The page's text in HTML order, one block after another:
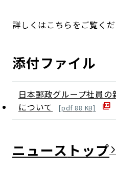
詳しくはこちらをご覧くだ
添付ファイル
日本郵政グループ社員
について
[pdf 88 KB]
ニュース